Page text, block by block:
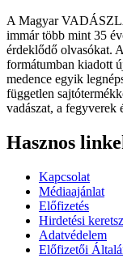
A Magyar
immár több mint 35
érdeklődő olvasókat.
formátumban kiadott
medence egyik
független
vadászat, a fegyverek
Hasznos
Kapcsolat
Médiaajánlat
Előfizetés
Hirdetési
Adatvédelem
Előfizetői